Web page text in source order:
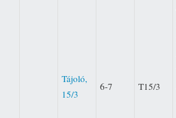
Tájoló,
15/3
6-7 T15/3